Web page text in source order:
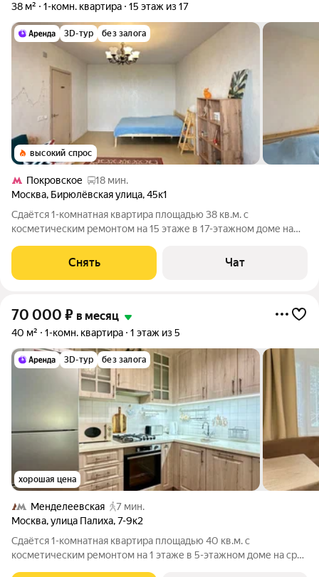
38 м² 1-комн. квартира 15 этаж из 17
3D-тур без залога
высокий спрос
Покровское
18 мин.
Москва, Бирюлёвская улица,45к1
Сдаётся 1-комнатная квартира площадью 38 кв.м. с
косметическим ремонтом на 15 этаже в 17-этажном доме на
Дом - монолитный, окна
Снять Чат
70 000 ₽ в месяц
40 м² 1-комн. квартира 1 этаж из 5
3D-тур без залога
хорошая цена
Менделеевская
7 мин.
Москва,улица Палиха,7-9к2
Сдаётся 1-комнатная квартира площадью 40 кв.м. с
косметическим ремонтом на 1 этаже в 5-этажном доме на срок